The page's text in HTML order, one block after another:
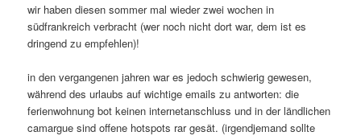
wir haben diesen sommer mal wieder zwei wochen in
südfrankreich verbracht (wer noch nicht dort war, dem ist es
dringend zu empfehlen)!
in den vergangenen jahren war es jedoch schwierig gewesen,
während des urlaubs auf wichtige emails zu antworten: die
ferienwohnung bot keinen internetanschluss und in der ländlichen
camargue sind offene hotspots rar gesät. (irgendjemand sollte